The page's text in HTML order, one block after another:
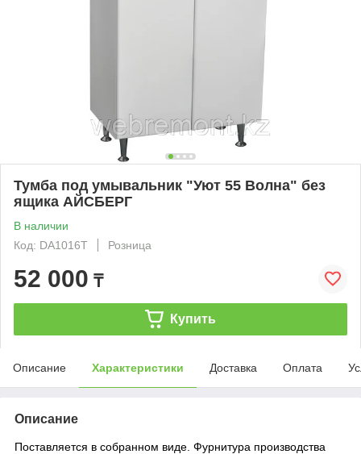
Тумба под умывальник "Уют 55 Волна" без
ящика АЙСБЕРГ
В наличии
Код: DA1016T
Розница
52 000 ₸
Купить
Описание Характеристики Доставка Оплата
Описание
Поставляется в собранном виде. Фурнитура производства